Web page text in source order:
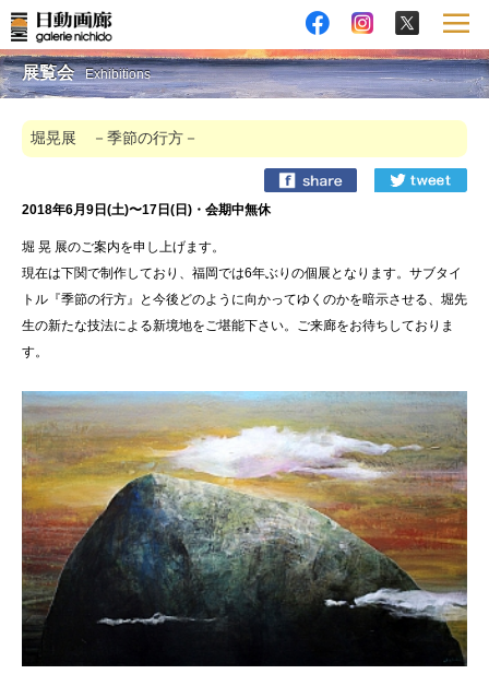
展覧会 Exhibitions
堀晃展 －季節の行方－
2018年6月9日(土)〜17日(日)・会期中無休
堀 晃 展のご案内を申し上げます。
現在は下関で制作しており、福岡では6年ぶりの個展となります。サブタイ
トル『季節の行方』と今後どのように向かってゆくのかを暗示させる、堀先
生の新たな技法による新境地をご堪能下さい。ご来廊をお待ちしておりま
す。